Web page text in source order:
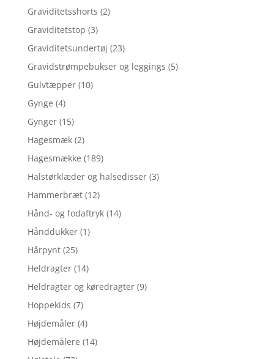
Graviditetsshorts (2)
Graviditetstop (3)
Graviditetsundertøj (23)
Gravidstrømpebukser og leggings (5)
Gulvtæpper (10)
Gynge (4)
Gynger (15)
Hagesmæk (2)
Hagesmække (189)
Halstørklæder og halsedisser (3)
Hammerbræt (12)
Hånd- og fodaftryk (14)
Hånddukker (1)
Hårpynt (25)
Heldragter (14)
Heldragter og køredragter (9)
Hoppekids (7)
Højdemåler (4)
Højdemålere (14)